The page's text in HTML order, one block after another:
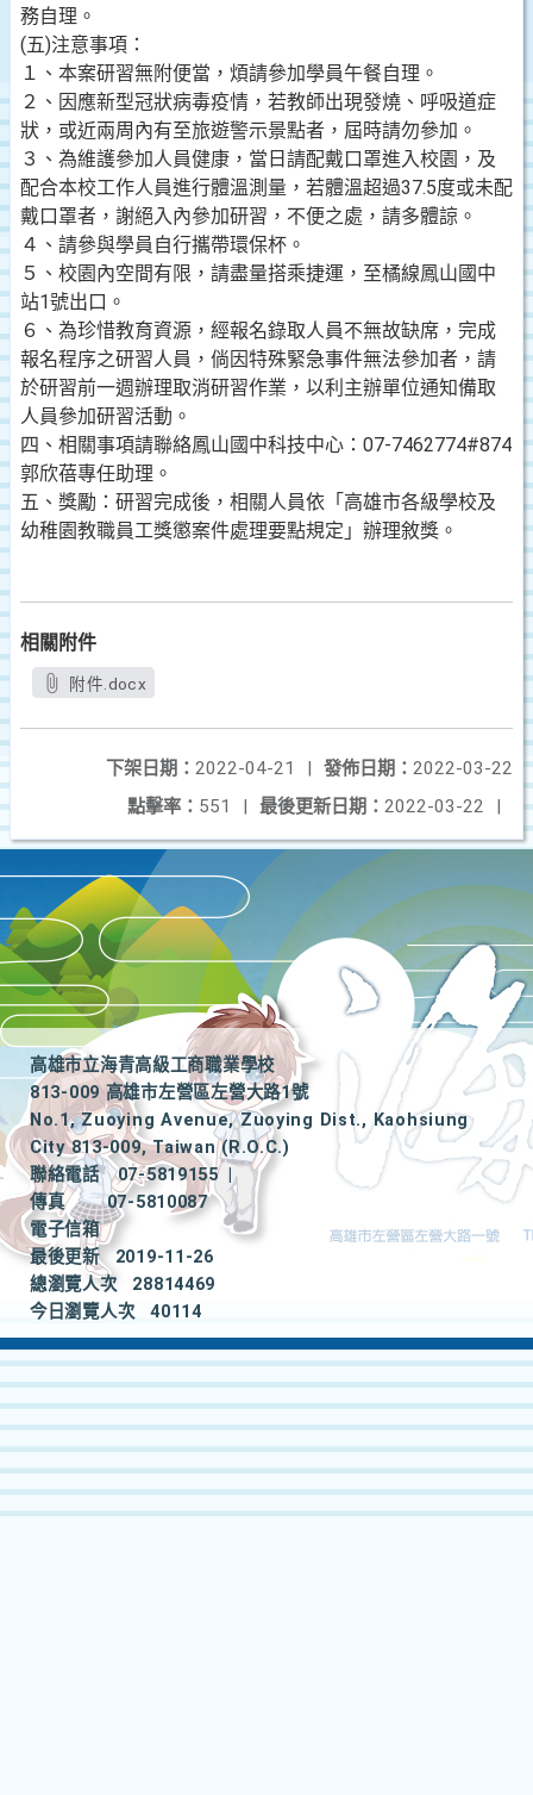
務自理。
(五)注意事項：
１、本案研習無附便當，煩請參加學員午餐自理。
２、因應新型冠狀病毒疫情，若教師出現發燒、呼吸道症
狀，或近兩周內有至旅遊警示景點者，屆時請勿參加。
３、為維護參加人員健康，當日請配戴口罩進入校園，及
配合本校工作人員進行體溫測量，若體溫超過37.5度或未配
戴口罩者，謝絕入內參加研習，不便之處，請多體諒。
４、請參與學員自行攜帶環保杯。
５、校園內空間有限，請盡量搭乘捷運，至橘線鳳山國中
站1號出口。
６、為珍惜教育資源，經報名錄取人員不無故缺席，完成
報名程序之研習人員，倘因特殊緊急事件無法參加者，請
於研習前一週辦理取消研習作業，以利主辦單位通知備取
人員參加研習活動。
四、相關事項請聯絡鳳山國中科技中心：07-7462774#874
郭欣蓓專任助理。
五、獎勵：研習完成後，相關人員依「高雄市各級學校及
幼稚園教職員工獎懲案件處理要點規定」辦理敘獎。
相關附件
附件.docx
發佈日期： 2022-03-22
下架日期： 2022-04-21
|
最後更新日期： 2022-03-22 |
點擊率： 551 |
高雄市立海青高級工商職業學校
813-009 高雄市左營區左營大路1號
No.1, Zuoying Avenue, Zuoying Dist., Kaohsiung
City 813-009, Taiwan (R.O.C.)
聯絡電話
07-5819155
|
傳真
07-5810087
電子信箱
最後更新
2019-11-26
總瀏覽人次
28814469
今日瀏覽人次
40114